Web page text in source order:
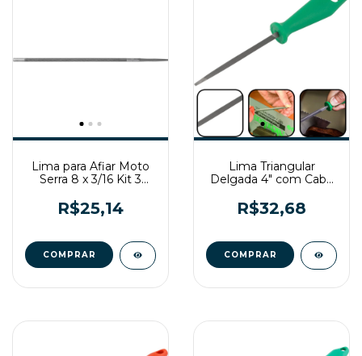
Lima para Afiar Moto
Serra 8 x 3/16 Kit 3
R$25,14
Lima Triangular
Delgada 4" com Cabo
R$32,68